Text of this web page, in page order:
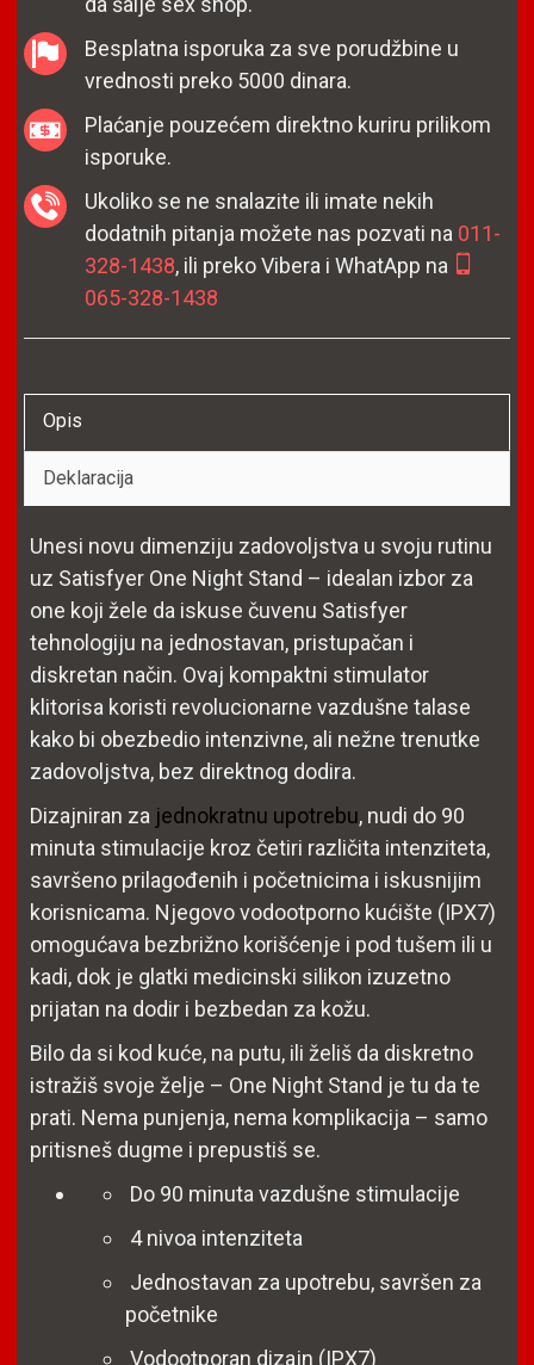
Besplatna isporuka za sve porudžbine u
vrednosti preko 5000 dinara.
Plaćanje pouzećem direktno kuriru prilikom
isporuke.
Ukoliko se ne snalazite ili imate nekih
dodatnih pitanja možete nas pozvati na 011-
328-1438, ili preko Vibera i WhatApp na
065-328-1438
Opis
Deklaracija
Unesi novu dimenziju zadovoljstva u svoju rutinu
uz Satisfyer One Night Stand – idealan izbor za
one koji žele da iskuse čuvenu Satisfyer
tehnologiju na jednostavan, pristupačan i
diskretan način. Ovaj kompaktni stimulator
klitorisa koristi revolucionarne vazdušne talase
kako bi obezbedio intenzivne, ali nežne trenutke
zadovoljstva, bez direktnog dodira.
Dizajniran za jednokratnu upotrebu, nudi do 90
minuta stimulacije kroz četiri različita intenziteta,
savršeno prilagođenih i početnicima i iskusnijim
korisnicama. Njegovo vodootporno kućište (IPX7)
omogućava bezbrižno korišćenje i pod tušem ili u
kadi, dok je glatki medicinski silikon izuzetno
prijatan na dodir i bezbedan za kožu.
Bilo da si kod kuće, na putu, ili želiš da diskretno
istražiš svoje želje – One Night Stand je tu da te
prati. Nema punjenja, nema komplikacija – samo
pritisneš dugme i prepustiš se.
Do 90 minuta vazdušne stimulacije
4 nivoa intenziteta
Jednostavan za upotrebu, savršen za
početnike
Vodootporan dizajn (IPX7)